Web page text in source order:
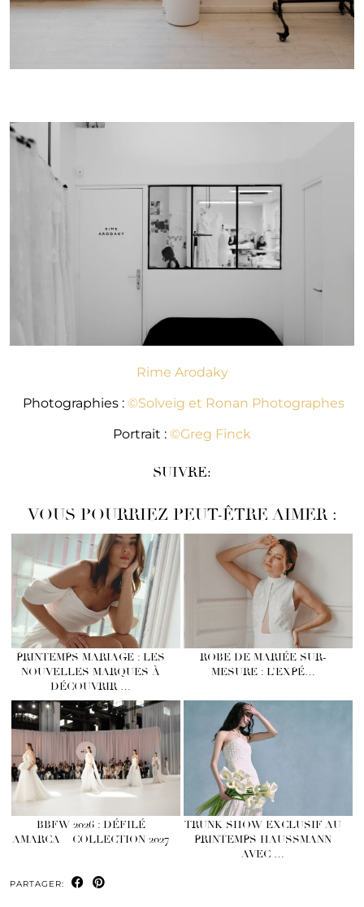
Rime Arodaky
Photographies : ©Solveig et Ronan Photographes
Portrait : ©Greg Finck
SUIVRE:
VOUS POURRIEZ PEUT-ÊTRE AIMER :
PRINTEMPS MARIAGE : LES
NOUVELLES MARQUES À
DÉCOUVRIR …
ROBE DE MARIÉE SUR-
MESURE : L’EXPÉ…
BBFW 2026 : DÉFILÉ
AMARCA – COLLECTION 2027
TRUNK SHOW EXCLUSIF AU
PRINTEMPS HAUSSMANN
AVEC …
PARTAGER: